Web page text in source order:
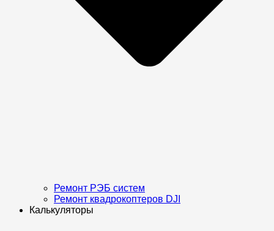
Ремонт РЭБ систем
Ремонт квадрокоптеров DJI
Калькуляторы